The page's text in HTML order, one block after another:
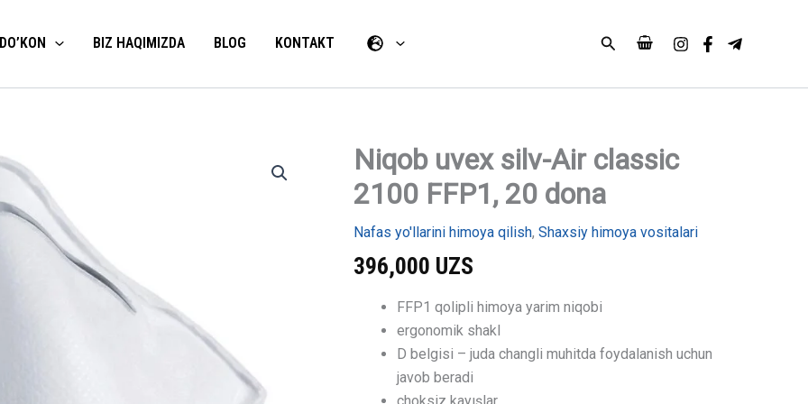
DO’KON BIZ HAQIMIZDA BLOG KONTAKT Search
Niqob uvex silv-Air classic
2100 FFP1, 20 dona
Nafas yo'llarini himoya qilish, Shaxsiy himoya vositalari
396,000 UZS
FFP1 qolipli himoya yarim niqobi
ergonomik shakl
D belgisi – juda changli muhitda foydalanish uchun
javob beradi
Niqob
uvex
silv-
Air
classic
2100
FFP1,
20
miqdori
dona